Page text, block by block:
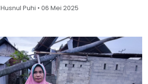
Husnul Puhi • 06 Mei 2025